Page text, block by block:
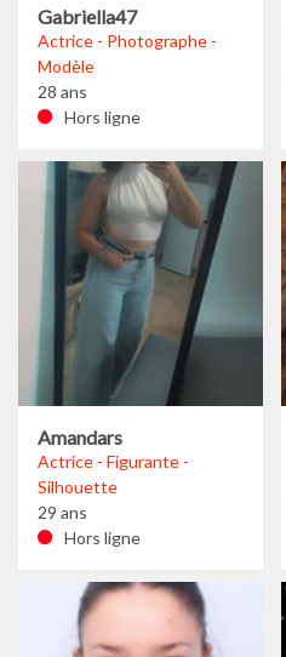
Gabriella47
Actrice - Photographe -
Modèle
28 ans
Hors ligne
Amandars
Actrice - Figurante -
Silhouette
29 ans
Hors ligne